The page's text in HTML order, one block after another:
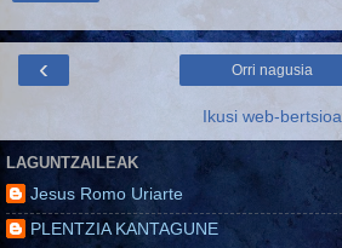
‹ Orri nagusia
Ikusi web-bertsioa
LAGUNTZAILEAK
Jesus Romo Uriarte
PLENTZIA KANTAGUNE